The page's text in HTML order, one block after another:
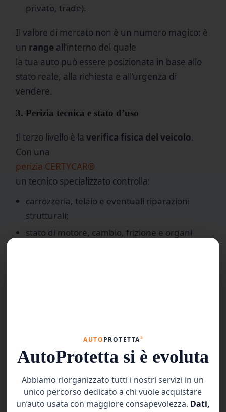
privato, trade).
Il valore di mercato non è un numero magico: è
un range all’interno del quale
la tua auto può essere posizionata in base allo
stato reale, alla richiesta e all’urgenza di
vendere.
3. Perizia tecnica e stato d’uso
Il terzo livello è la verifica fisica del veicolo.
Con una
perizia CERTYCAR®
un tecnico specializzato controlla:
carrozzeria, telaio e eventuali riparazioni
strutturali;
stato di motore, cambio, frizione e organi
Dal confronto tra storico, valori di mercato e
perizia
nasce una valutazione
completa, difendibile e comprensibile anche
per l’acquirente.
Valutazione e certificazione: cosa
AUTOPROTETTA®
AutoProtetta si è evoluta
Abbiamo riorganizzato tutti i nostri servizi in un
unico percorso dedicato a chi vuole acquistare
un’auto usata con maggiore consapevolezza. Dati,